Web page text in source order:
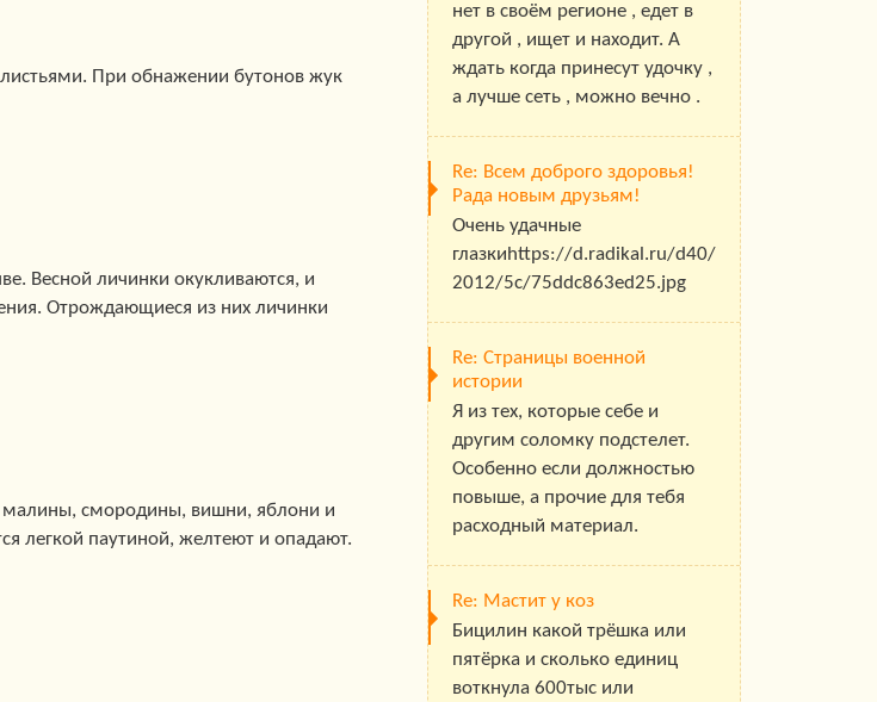
При обнажении бутонов жук
Весной личинки окукливаются, и
Отрождающиеся из них личинки
малины, смородины, вишни, яблони и
легкой паутиной, желтеют и опадают.
нет в своём регионе , едет в
другой , ищет и находит. А
ждать когда принесут удочку ,
а лучше сеть , можно вечно .
Re: Всем доброго здоровья!
Рада новым друзьям!
Очень удачные
глазкиhttps://d.radikal.ru/d40/
2012/5c/75ddc863ed25.jpg
Re: Страницы военной
истории
Я из тех, которые себе и
другим соломку подстелет.
Особенно если должностью
повыше, а прочие для тебя
расходный материал.
Re: Мастит у коз
Бицилин какой трёшка или
пятёрка и сколько единиц
воткнула 600тыс или